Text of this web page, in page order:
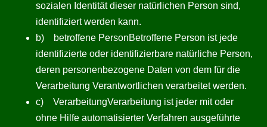
sozialen Identität dieser natürlichen Person sind,
identifiziert werden kann.
b) betroffene PersonBetroffene Person ist jede
identifizierte oder identifizierbare natürliche Person,
deren personenbezogene Daten von dem für die
Verarbeitung Verantwortlichen verarbeitet werden.
c) VerarbeitungVerarbeitung ist jeder mit oder
ohne Hilfe automatisierter Verfahren ausgeführte